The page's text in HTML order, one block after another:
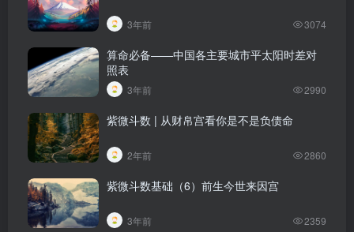
3年前 3074
算命必备——中国各主要城市平太阳时差对
照表
3年前 2990
紫微斗数 | 从财帛宫看你是不是负债命
2年前 2860
紫微斗数基础（6）前生今世来因宫
3年前 2359